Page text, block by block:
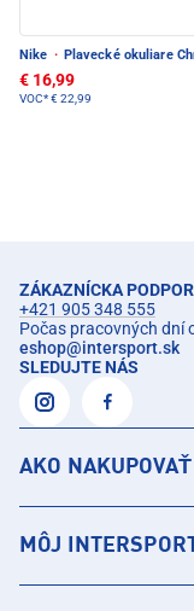
Nike · Plavecké okuliare
€ 16,99
VOC*€ 22,99
ZÁKAZNÍCKA
+421 905 348 555
Počas pracovných dní
eshop@intersport.sk
SLEDUJTE NÁS
AKO NAKUPOVAŤ
MÔJ